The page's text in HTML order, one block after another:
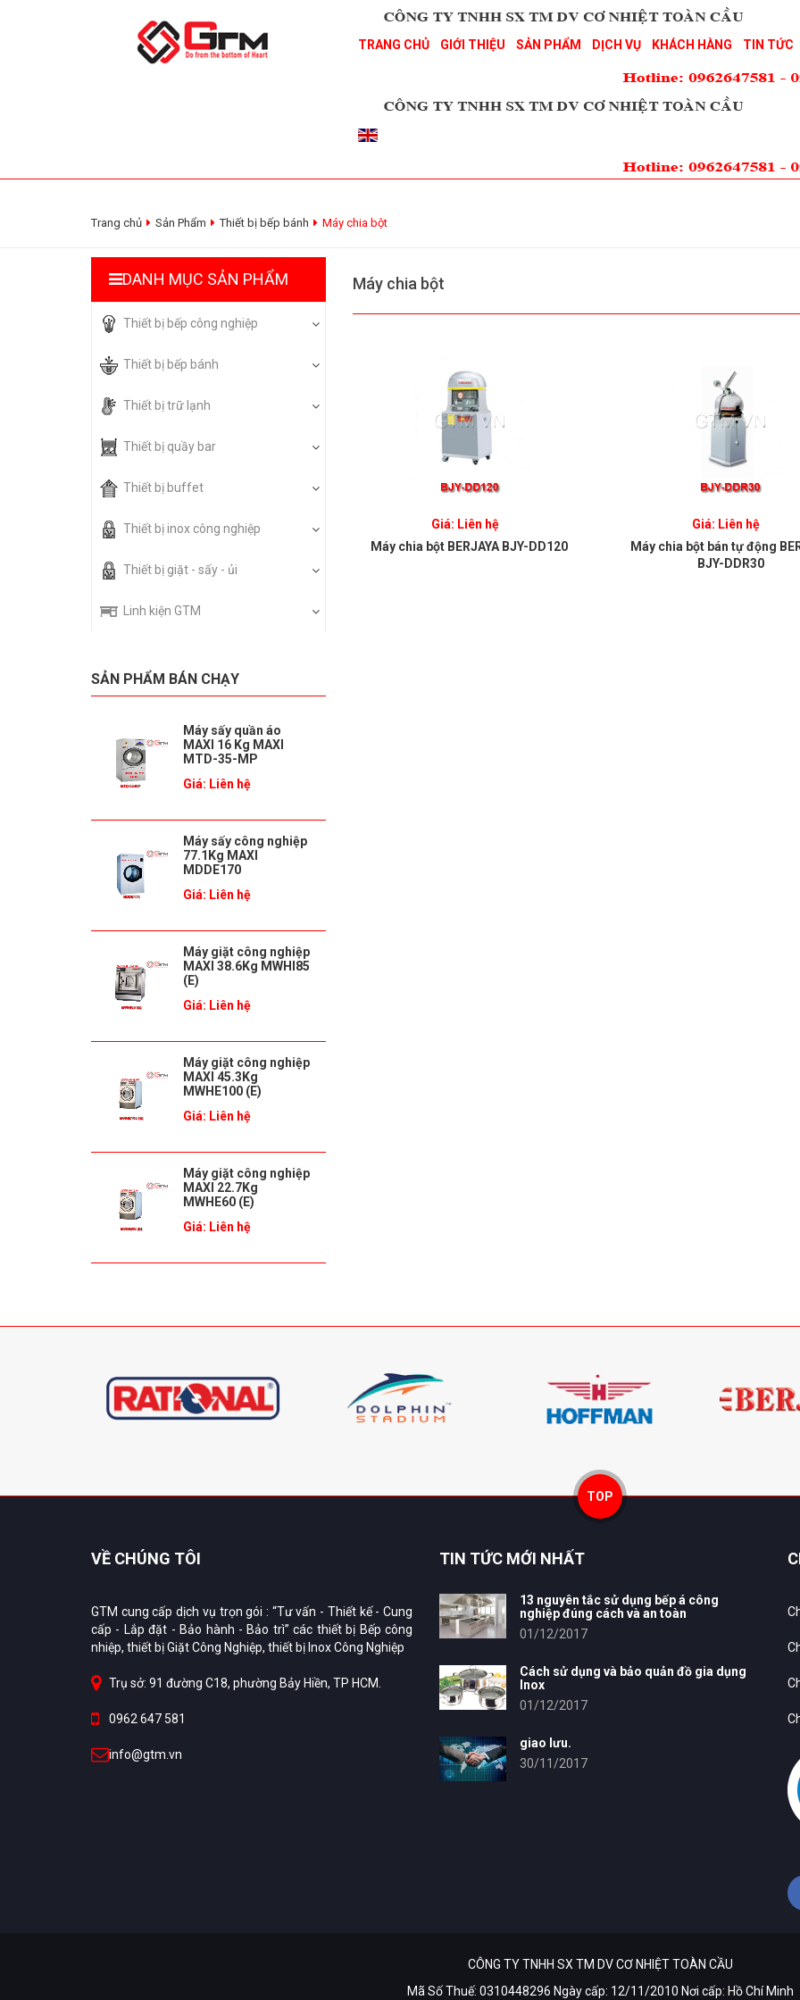
TRANG CHỦ GIỚI THIỆU SẢN PHẨM DỊCH VỤ KHÁCH HÀNG TIN TỨC
Trang chủ Sản Phẩm Thiết bị bếp bánh Máy chia bột
Máy chia bột
Giá: Liên hệ
Máy chia bột BERJAYA BJY-DD120
Giá: Liên hệ
Máy chia bột bán tự động
BJY-DDR30
DANH MỤC SẢN PHẨM
Thiết bị bếp công nghiệp
Thiết bị bếp bánh
Thiết bị trữ lạnh
Thiết bị quầy bar
Thiết bị buffet
Thiết bị inox công nghiệp
Thiết bị giặt - sấy - ủi
Linh kiện GTM
SẢN PHẨM BÁN CHẠY
Máy sấy quần áo
MAXI 16 Kg MAXI
MTD-35-MP
Giá: Liên hệ
Máy sấy công nghiệp
77.1Kg MAXI
MDDE170
Giá: Liên hệ
Máy giặt công nghiệp
MAXI 38.6Kg MWHI85
(E)
Giá: Liên hệ
Máy giặt công nghiệp
MAXI 45.3Kg
MWHE100 (E)
Giá: Liên hệ
Máy giặt công nghiệp
MAXI 22.7Kg
MWHE60 (E)
Giá: Liên hệ
TOP
VỀ CHÚNG TÔI
GTM cung cấp dịch vụ trọn gói : “Tư vấn - Thiết kế - Cung
cấp - Lắp đặt - Bảo hành - Bảo trì” các thiết bị Bếp công
nhiệp, thiết bị Giặt Công Nghiệp, thiết bị Inox Công Nghiệp
Trụ sở: 91 đường C18, phường Bảy Hiền, TP HCM.
0962 647 581
info@gtm.vn
TIN TỨC MỚI NHẤT
13 nguyên tắc sử dụng bếp á công
nghiệp đúng cách và an toàn
01/12/2017
Cách sử dụng và bảo quản đồ gia dụng
Inox
01/12/2017
giao lưu.
30/11/2017
CÔNG TY TNHH SX TM DV CƠ NHIỆT TOÀN CẦU
Mã Số Thuế: 0310448296 Ngày cấp: 12/11/2010 Nơi cấp: Hồ Chí Minh